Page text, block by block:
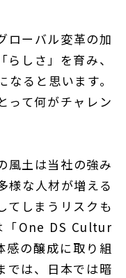
ローバル変革の加
しさ」を育み、
ると思います。
って何がチャレン
風土は当社の強み
様な人材が増える
てしまうリスクも
「One DS Cultur
感の醸成に取り組
では、日本では暗